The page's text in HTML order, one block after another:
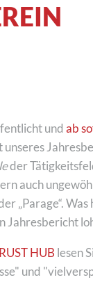
undab
unseres
der
auch
„Parage“.
Jahresbericht
HUB lesen
und